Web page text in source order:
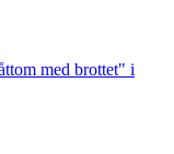
med brottet" i